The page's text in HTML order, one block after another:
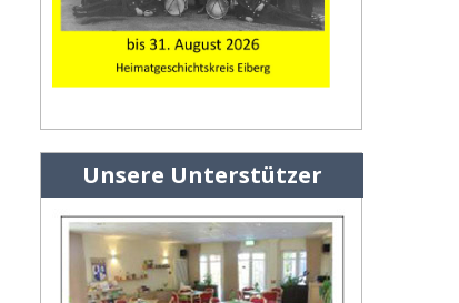
Unsere Unterstützer